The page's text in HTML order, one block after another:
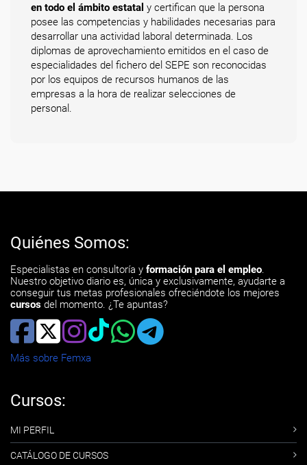
en todo el ámbito estatal y certifican que la persona
posee las competencias y habilidades necesarias para
desarrollar una actividad laboral determinada. Los
diplomas de aprovechamiento emitidos en el caso de
especialidades del fichero del SEPE son reconocidas
por los equipos de recursos humanos de las
empresas a la hora de realizar selecciones de
personal.
Quiénes Somos:
Especialistas en consultoría y formación para el empleo.
Nuestro objetivo diario es, única y exclusivamente, ayudarte a
conseguir tus metas profesionales ofreciéndote los mejores
cursos del momento. ¿Te apuntas?
Más sobre Femxa
Cursos:
MI PERFIL
CATÁLOGO DE CURSOS